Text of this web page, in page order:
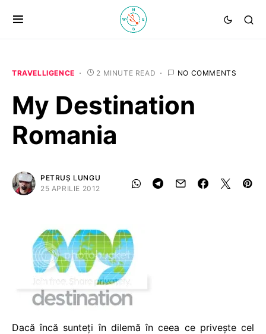
TRAVELLIGENCE 2 MINUTE READ NO COMMENTS
My Destination
Romania
PETRUȘ LUNGU
25 APRILIE 2012
Dacă încă sunteţi în dilemă în ceea ce priveşte cel